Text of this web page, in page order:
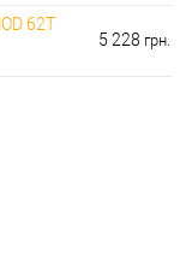
62T
5 228 грн.